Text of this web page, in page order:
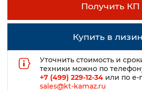
Получить КП
Купить в
Уточнить стоимость и
техники можно по
+7 (499) 229-12-34 или по e-
sales@kt-kamaz.ru